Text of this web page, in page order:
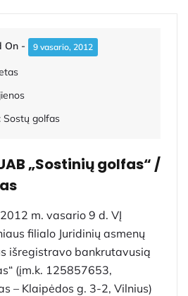
On - 9 vasario, 2012
Sostų golfas
„Sostinių golfas“ /
m. vasario 9 d. VĮ
filialo Juridinių asmenų
išregistravo bankrutavusią
(įm.k. 125857653,
– Klaipėdos g. 3-2, Vilnius)